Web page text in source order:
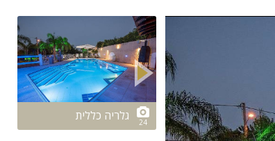
2/24
24 גלריה כללית